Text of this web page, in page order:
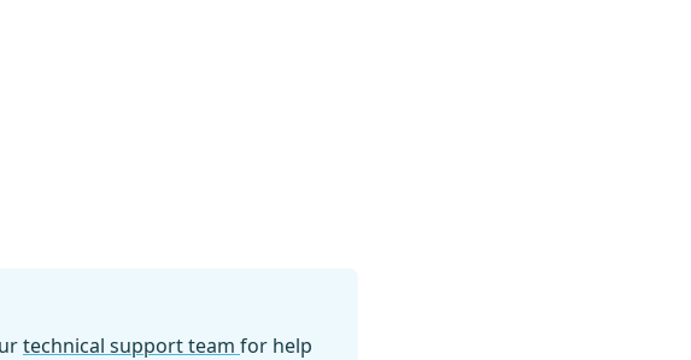
technical support team for help